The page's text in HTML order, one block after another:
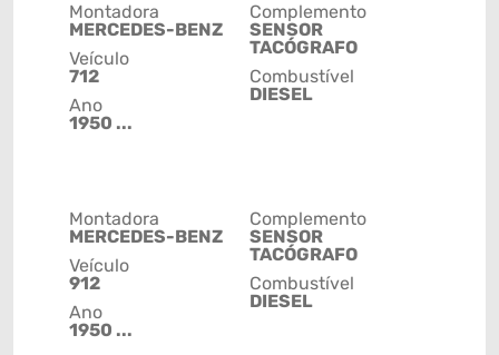
Montadora
MERCEDES-BENZ
Veículo
712
Ano
1950 ...
Complemento
SENSOR
TACÓGRAFO
Combustível
DIESEL
Montadora
MERCEDES-BENZ
Veículo
912
Ano
1950 ...
Complemento
SENSOR
TACÓGRAFO
Combustível
DIESEL